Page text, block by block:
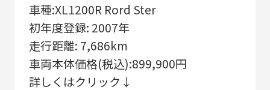
車種:XL1200R Rord Ster
初年度登録: 2007年
走行距離: 7,686km
車両本体価格(税込):899,900円
詳しくはクリック↓